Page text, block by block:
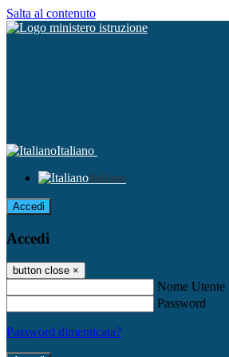
Salta al contenuto
Italiano
Italiano
Accedi
Accedi
button close ×
Nome Utente
Password
Password dimenticata?